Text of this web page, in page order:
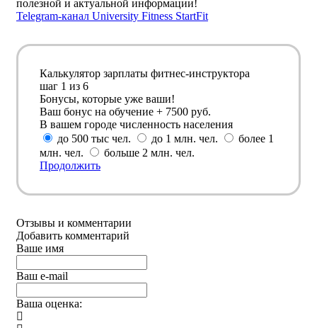
полезной и актуальной информации!
Telegram-канал University Fitness StartFit
Калькулятор зарплаты фитнес-инструктора
шаг 1 из 6
Бонусы, которые уже ваши!
Ваш бонус на обучение + 7500 руб.
В вашем городе численность населения
до 500 тыс чел.
до 1 млн. чел.
более 1
млн. чел.
больше 2 млн. чел.
Продолжить
Отзывы и комментарии
Добавить комментарий
Ваше имя
Ваш e-mail
Ваша оценка: